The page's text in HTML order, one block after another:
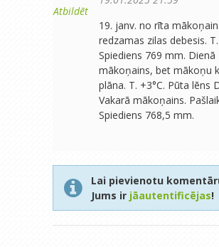
Atbildēt
19. janv. no rīta
redzamas zilas debesis. T.
Spiediens 769 mm. Dienā
mākoņains, bet mākoņu
plāna. T. +3°C. Pūta lēns
Vakarā mākoņains.
Spiediens 768,5 mm.
Lai pievienotu
Jums ir jāautentificējas!